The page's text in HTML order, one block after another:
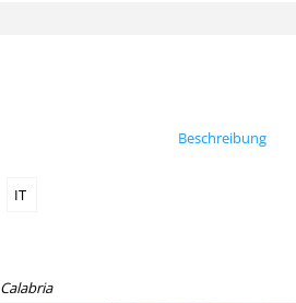
Beschreibung
IT
Calabria